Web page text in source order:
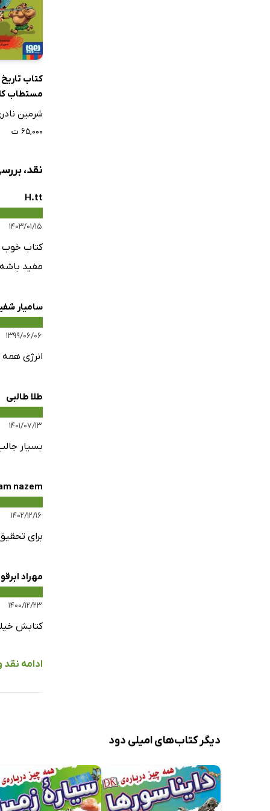
تشکر و
کتاب
مستطاب
شرمین
۶۵,۰۰۰ ت
نقد،
H.tt
۱۴۰۳/۰۱/۱۵
کتاب خوب
مفید باشه
سامیار
۱۳۹۹/۰۶/۰۶
انرژی همه
طلا طالبی
۱۴۰۱/۰۷/۱۳
بسیار
nazem
۱۴۰۲/۱۲/۱۶
برای
مهراد
۱۴۰۰/۱۲/۲۳
کتابش
ادامه
دیگر کتاب‌های امیلی دود